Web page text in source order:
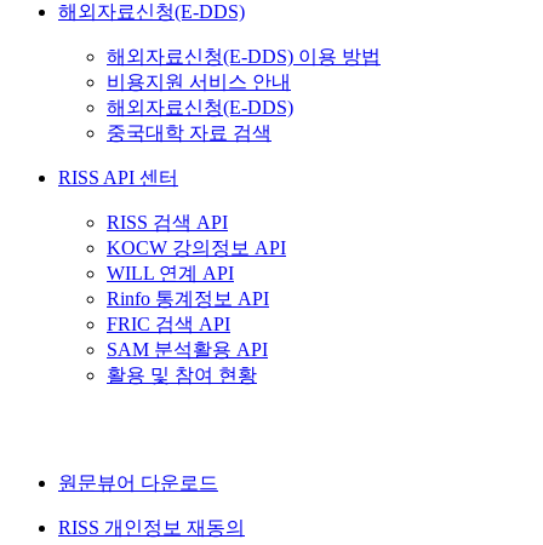
해외자료신청(E-DDS)
해외자료신청(E-DDS) 이용 방법
비용지원 서비스 안내
해외자료신청(E-DDS)
중국대학 자료 검색
RISS API 센터
RISS 검색 API
KOCW 강의정보 API
WILL 연계 API
Rinfo 통계정보 API
FRIC 검색 API
SAM 분석활용 API
활용 및 참여 현황
원문뷰어 다운로드
RISS 개인정보 재동의